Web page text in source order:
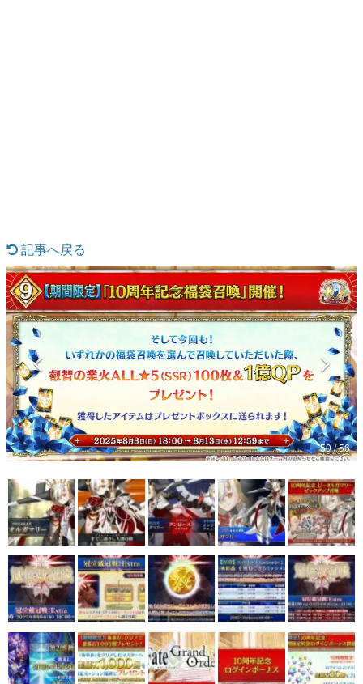
特集記事
マンガ
女性向け
アプリレビュー
その他
電ファミニコゲーマーとは？
運営：株式会社マレ
記事へ戻る
50 / 56